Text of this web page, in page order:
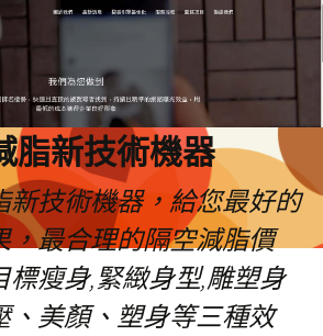
脂新技術機器
新技術機器，給您最好的
，最合理的隔空減脂價
標瘦身,緊緻身型,雕塑身
、美顏、塑身等三種效